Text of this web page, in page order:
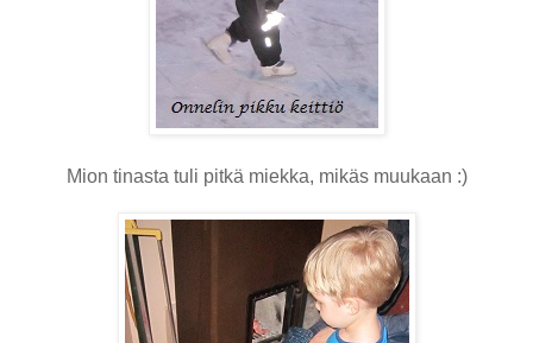
Mion tinasta tuli pitkä miekka, mikäs muukaan :)